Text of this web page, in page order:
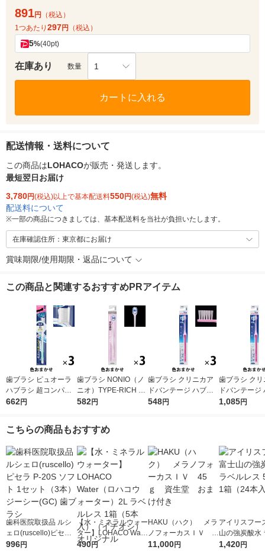
891円
（税込）
1つあたり 297円 （税込）
5%(40pt)
在庫あり 数量 1
カートに入れる
配送情報・送料について
この商品はLOHACOが販売・発送します。
最短翌日お届け
3,780円(税込)以上で基本配送料550円(税込)無料
配送料について
※一部の商品につきましては、基本配送料を当社が負担いたします。
在庫確認住所：東京都にお届け
賞味期限/使用期限・返品について
この商品と関連するおすすめPRアイテム
歯ブラシ ピュオーラ
ハブラシ 超コンパク
ト ふつう 1セット（3
662円
歯ブラシ NONIO（ノ
ニオ）TYPE-RICH ふ
つう 1セット（3本）
582円
歯ブラシ クリニカア
ドバンテージ ハブラ
シ 4列 超コンパクト
548円
歯ブラシ クリ
ドバンテージ
シ 4列 超コン
1,085円
こちらの商品もおすすめ
歯科医院取扱品 ルシ
ェロ(ruscello)ピセラ
P-20S ソフト 1セット
996円
【水・ミネラルウォー
ター】LOHACO Wate
r（ロハコウォータ
490円
HAKU（ハク） メラ
ノフォーカスＩＶ 4
5ｇ 資生堂 おまけ
11,000円
アイリスフー
山の強炭酸水
レス 500ml 1
1,420円